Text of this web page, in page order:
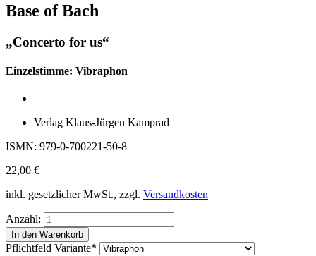
Base of Bach
„Concerto for us“
Einzelstimme: Vibraphon
Verlag Klaus-Jürgen Kamprad
ISMN: 979-0-700221-50-8
22,00 €
inkl. gesetzlicher MwSt., zzgl. Versandkosten
Anzahl:
Pflichtfeld Variante*